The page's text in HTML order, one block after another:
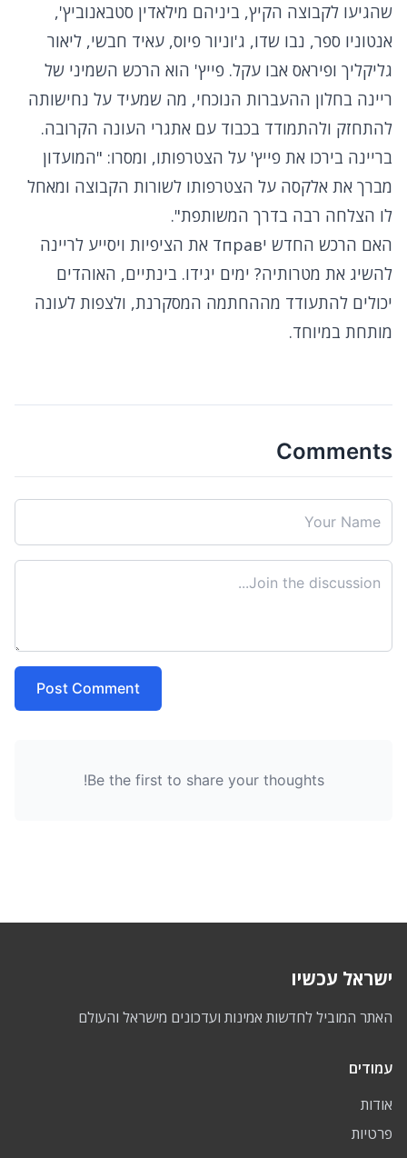
שהגיעו לקבוצה הקיץ, ביניהם מילאדין סטבאנוביץ',
אנטוניו ספר, נבו שדו, ג'וניור פיוס, עאיד חבשי, ליאור
גליקליך ופיראס אבו עקל. פייץ' הוא הרכש השמיני של
ריינה בחלון ההעברות הנוכחי, מה שמעיד על נחישותה
להתחזק ולהתמודד בכבוד עם אתגרי העונה הקרובה.
בריינה בירכו את פייץ' על הצטרפותו, ומסרו: "המועדון
מברך את אלקסה על הצטרפותו לשורות הקבוצה ומאחל
לו הצלחה רבה בדרך המשותפת".
האם הרכש החדש יправד את הציפיות ויסייע לריינה
להשיג את מטרותיה? ימים יגידו. בינתיים, האוהדים
יכולים להתעודד מההחתמה המסקרנת, ולצפות לעונה
מותחת במיוחד.
Comments
Post Comment
Be the first to share your thoughts!
ישראל עכשיו
האתר המוביל לחדשות אמינות ועדכונים מישראל והעולם
עמודים
אודות
פרטיות